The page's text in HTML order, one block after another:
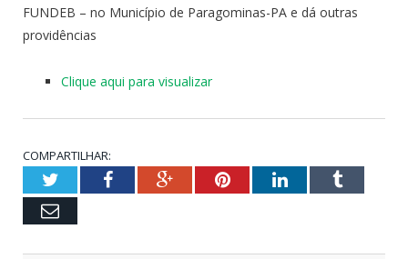
FUNDEB – no Município de Paragominas-PA e dá outras
providências
Clique aqui para visualizar
COMPARTILHAR:
TwitterFacebookGoogle+PinterestLinkedInTumblr
Email